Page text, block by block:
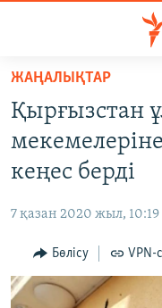
Skip
main
content
to
main
to
Search
САЯСАТ
AZATTYQTV
АДАМ ҚҰҚЫҚТАРЫ
ӘЛЕУМЕТ
ӘЛЕМ
ЖАҢАЛЫҚТАР
Қырғызстан
кеңес берді
7 қазан 2020 жыл, 10:19
Бөлісу VPN-